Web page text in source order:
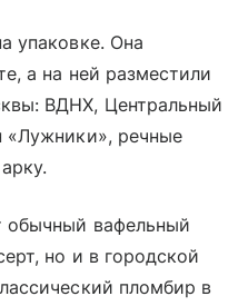
упаковке. Она
а на ней разместили
ВДНХ, Центральный
«Лужники», речные
обычный вафельный
но и в городской
пломбир в